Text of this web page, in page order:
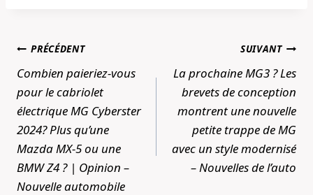
Navigation
de
l’article
PRÉCÉDENT
Combien paieriez-vous
pour le cabriolet
électrique MG Cyberster
2024? Plus qu’une
Mazda MX-5 ou une
BMW Z4 ? | Opinion –
Nouvelle automobile
SUIVANT
La prochaine MG3 ? Les
brevets de conception
montrent une nouvelle
petite trappe de MG
avec un style modernisé
– Nouvelles de l’auto